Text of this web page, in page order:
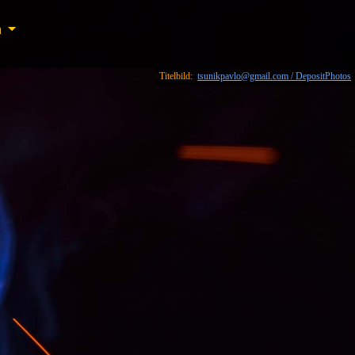
Titelbild: tsunikpavlo@gmail.com / DepositPhotos